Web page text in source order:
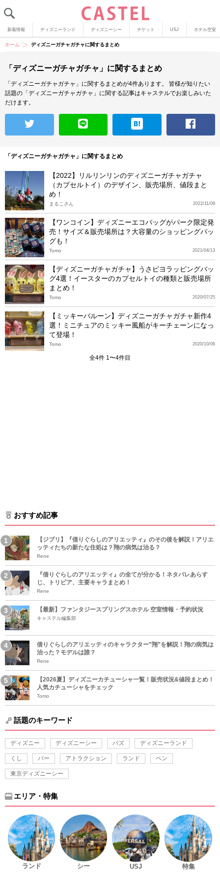
新着情報 ディズニーランド ディズニーシー チケット USJ ホテル空室
ホーム ディズニーガチャガチャに関するまとめ
「ディズニーガチャガチャ」に関するまとめ
「ディズニーガチャガチャ」に関するまとめが4件あります。
皆様が知りたい
話題の「ディズニーガチャガチャ」に関する記事はキャステルでお楽しみいた
だけます。
「ディズニーガチャガチャ」に関するまとめ
【2022】リルリンリンのディズニーガチャガチャ
（カプセルトイ）のデザイン、販売場所、値段まと
め！
2022/11/09
まるこさん
【ワンコイン】ディズニーエコバッグがパーク限定発
売！サイズ＆販売場所は？大容量のショッピングバッ
グも！
2021/04/13
Tomo
【ディズニーガチャガチャ】うさピヨラッピングバッ
グ4選！イースターのカプセルトイの種類と販売場所
まとめ！
2020/07/25
Tomo
【ミッキーバルーン】ディズニーガチャガチャ新作4
選！ミニチュアのミッキー風船がキーチェーンになっ
て登場！
2020/10/06
Tomo
全4件 1〜4件目
おすすめ記事
【ジブリ】『借りぐらしのアリエッティ』のその後を解説！アリエ
ッティたちの新たな住処は？翔の病気は治る？
Rene
『借りぐらしのアリエッティ』の全てが分かる！ネタバレあらす
じ、トリビア、主要キャラまとめ！
Rene
【最新】ファンタジースプリングスホテル 空室情報・予約状況
キャステル編集部
借りぐらしのアリエッティのキャラクター”翔”を解説！翔の病気は
治った？モデルは誰？
Rene
【2026夏】ディズニーカチューシャ一覧！販売状況&値段まとめ！
人気カチューシャをチェック
Tomo
話題のキーワード
ディズニー ディズニーシー バズ ディズニーランド
くし バー アトラクション ランド ペン
東京ディズニーシー
エリア・特集
ランド シー USJ 特集